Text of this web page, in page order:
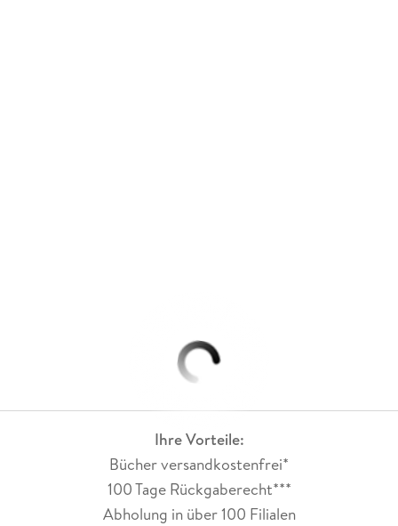
Ihre Vorteile:
Bücher versandkostenfrei*
100 Tage Rückgaberecht***
Abholung in über 100 Filialen